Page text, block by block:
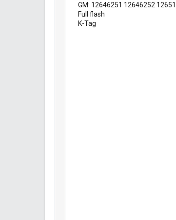
GM: 12646251 12646252
Full flash
K-Tag